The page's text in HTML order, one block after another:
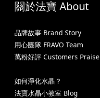
關於法寶 About
品牌故事 Brand Story
用心團隊 FRAVO Team
萬粉好評 Customers Praise
如何淨化水晶？
法寶水晶小教室 Blog